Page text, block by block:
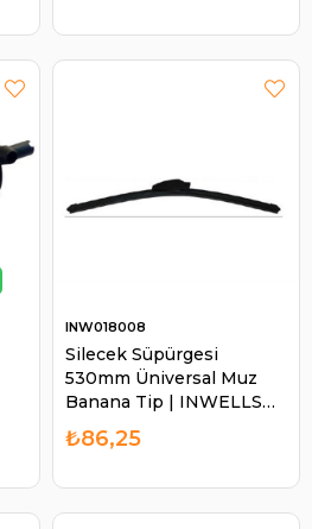
Silecek Süpürgesi
530mm Üniversal Muz
Banana Tip | INWELLS
018008
INW018008
₺86,25